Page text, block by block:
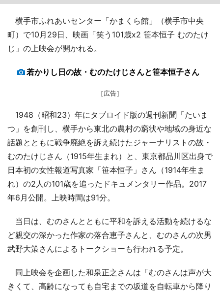
横手市ふれあいセンター「かまくら館」（横手市中央
町）で10月29日、映画「笑う101歳x2 笹本恒子 むのたけ
じ」の上映会が開かれる。
若かりし日の故・むのたけじさんと笹本恒子さん
［広告］
1948（昭和23）年にタブロイド版の週刊新聞「たいま
つ」を創刊し、横手から東北の農村の窮状や地域の身近な
話題とともに戦争廃絶を訴え続けたジャーナリストの故・
むのたけじさん（1915年生まれ）と、東京都品川区出身で
日本初の女性報道写真家「笹本恒子」さん（1914年生ま
れ）の2人の101歳を追ったドキュメンタリー作品。2017
年6月公開。上映時間は91分。
当日は、むのさんとともに平和を訴える活動を続けるな
ど親交の深かった作家の落合恵子さんと、むのさんの次男
武野大策さんによるトークショーも行われる予定。
同上映会を企画した和泉正之さんは「むのさんは声が大
きくて、高齢になっても自宅までの坂道を自転車から降り